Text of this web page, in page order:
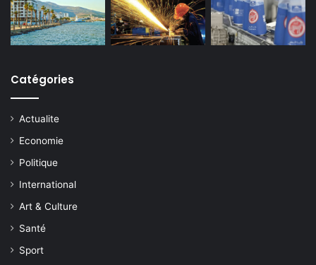
Catégories
Actualite
Economie
Politique
International
Art & Culture
Santé
Sport